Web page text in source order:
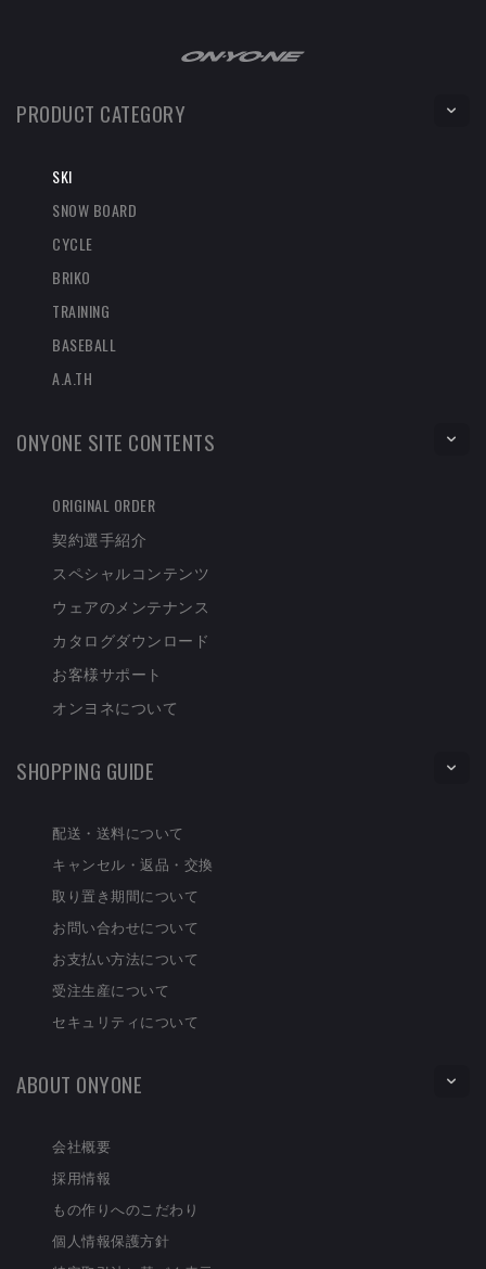
PRODUCT CATEGORY
SKI
SNOW BOARD
CYCLE
BRIKO
TRAINING
BASEBALL
A.A.TH
ONYONE SITE CONTENTS
ORIGINAL ORDER
契約選手紹介
スペシャルコンテンツ
ウェアのメンテナンス
カタログダウンロード
お客様サポート
オンヨネについて
SHOPPING GUIDE
配送・送料について
キャンセル・返品・交換
取り置き期間について
お問い合わせについて
お支払い方法について
受注生産について
セキュリティについて
ABOUT ONYONE
会社概要
採用情報
もの作りへのこだわり
個人情報保護方針